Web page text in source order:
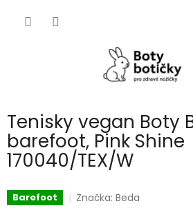
Tenisky vegan Boty
barefoot, Pink Shine
170040/TEX/W
Barefoot Značka:Beda